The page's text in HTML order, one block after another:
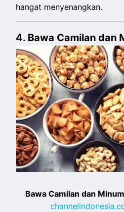
hangat menyenangkan.
4. Bawa Camilan dan
Bawa Camilan dan